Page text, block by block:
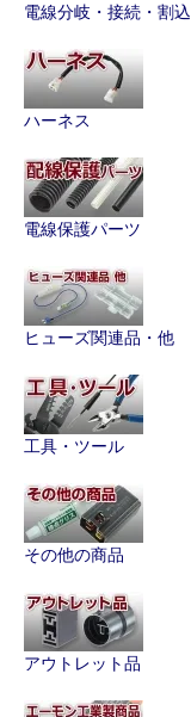
電線分岐・接続・割込
ハーネス
電線保護パーツ
ヒューズ関連品・他
工具・ツール
その他の商品
アウトレット品